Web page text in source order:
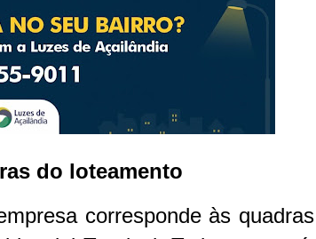
do loteamento
corresponde às